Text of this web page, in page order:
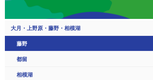
大月・上野原・藤野・相模湖
藤野
都留
相模湖